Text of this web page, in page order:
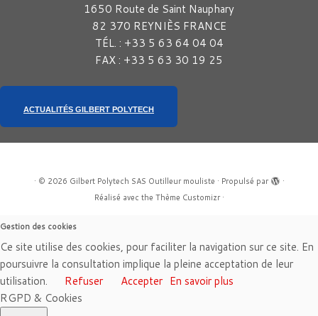
1650 Route de Saint Nauphary
82 370 REYNIÈS FRANCE
TÉL. : +33 5 63 64 04 04
FAX : +33 5 63 30 19 25
ACTUALITÉS GILBERT POLYTECH
· © 2026 Gilbert Polytech SAS Outilleur mouliste · Propulsé par
·
Réalisé avec the Thème Customizr·
Gestion des cookies
Ce site utilise des cookies, pour faciliter la navigation sur ce site. En
poursuivre la consultation implique la pleine acceptation de leur
utilisation.
Refuser Accepter En savoir plus
RGPD & Cookies